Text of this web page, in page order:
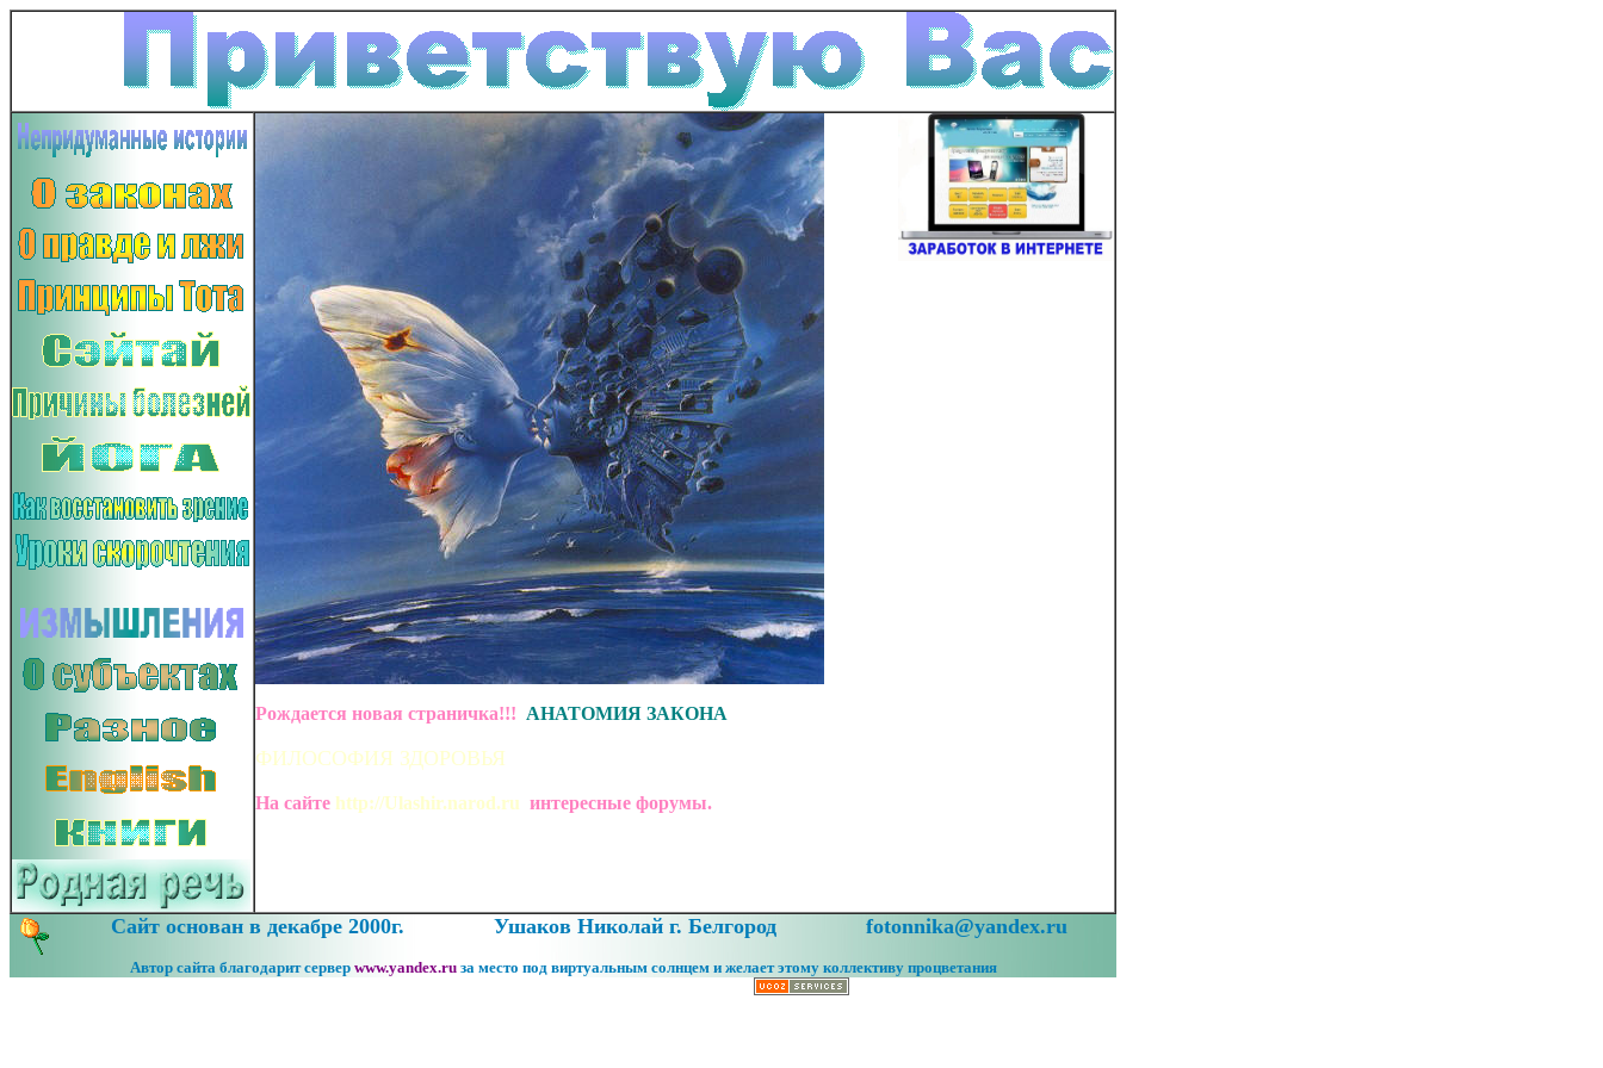
Рождается новая страничка!!! АНАТОМИЯ ЗАКОНА
ФИЛОСОФИЯ ЗДОРОВЬЯ
На сайте http://Ulashir.narod.ru интересные форумы.
Сайт основан в декабре 2000г. Ушаков Николай г. Белгород fotonnika@yandex.ru
Автор сайта благодарит сервер www.yandex.ru за место под виртуальным солнцем и желает этому коллективу процветания